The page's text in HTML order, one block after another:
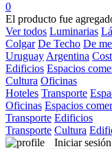
0
El producto fue
Ver todos Luminarias
Colgar De Techo De
Uruguay Argentina
Edificios Espacios
Cultura Oficinas
Hoteles Transporte
Oficinas Espacios
Transporte Edificios
Transporte Cultura
Iniciar sesión